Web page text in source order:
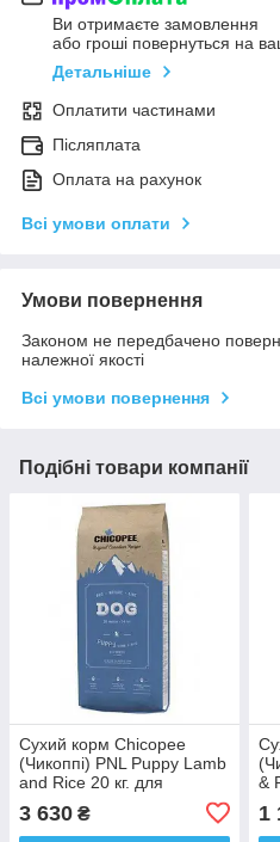
Ви отримаєте замовлення
або гроші повернуться на
Детальніше
Оплатити частинами
Післяплата
Оплата на рахунок
Всі умови оплати
Умови повернення
Законом не передбачено
належної якості
Всі умови повернення
Подібні товари компанії
Сухий корм Chicopee
(Чикоппі) PNL Puppy Lamb
and Rice 20 кг. для
цуценят усіх порід з ягням
та рисом
3 630 ₴
&
1